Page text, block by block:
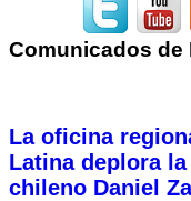
Comunicados de
La oficina
Latina deplora
chileno Daniel